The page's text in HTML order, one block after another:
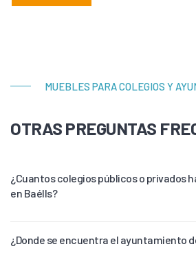
MUEBLES PARA COLEGIOS Y
OTRAS PREGUNTAS
¿Cuantos colegios públicos o privados
en Baélls?
¿Donde se encuentra el ayuntamiento